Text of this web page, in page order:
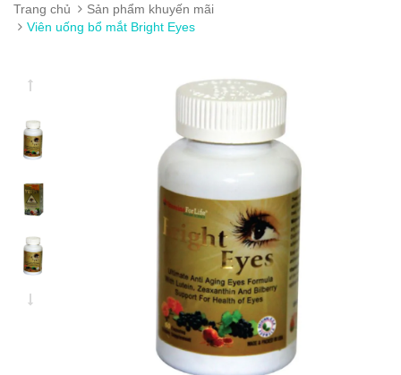
Trang chủ
Sản phẩm khuyến mãi
Viên uống bổ mắt Bright Eyes